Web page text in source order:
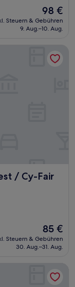
Der
Preis
beträgt
98 €
Steuern & Gebühren
9. Aug.–10. Aug.
/ Cy-Fair
Der
Preis
beträgt
85 €
Steuern & Gebühren
30. Aug.–31. Aug.